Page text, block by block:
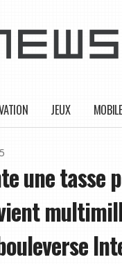
JEUX MOBILE
une tasse